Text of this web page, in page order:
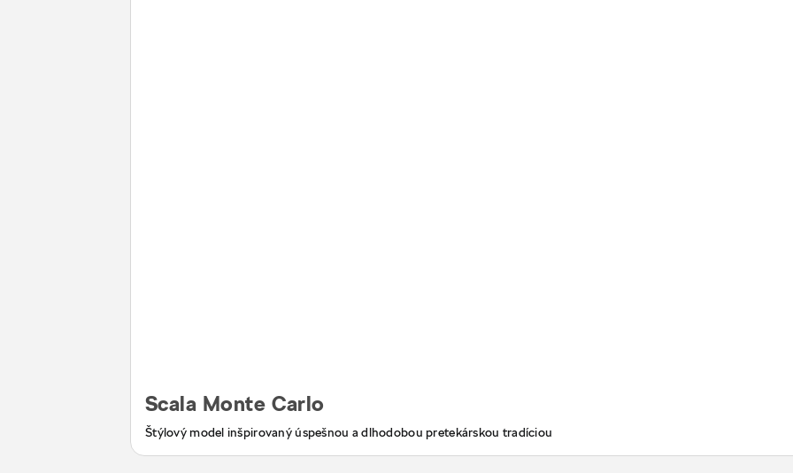
Scala Monte Carlo
Štýlový model inšpirovaný úspešnou a dlhodobou pretekárskou tradíciou